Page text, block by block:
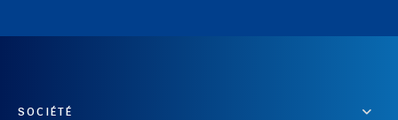
SOCIÉTÉ